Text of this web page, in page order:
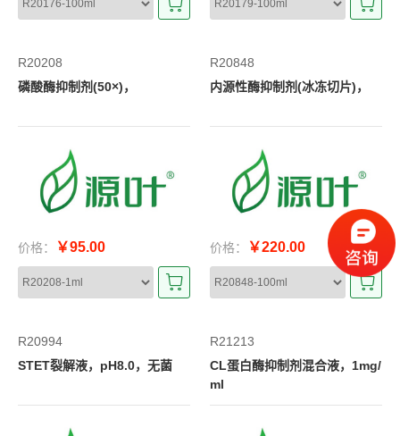
R20208
磷酸酶抑制剂(50×)，
价格： ￥95.00
R20848
内源性酶抑制剂(冰冻切片)，
价格： ￥220.00
R20994
STET裂解液，pH8.0，无菌
R21213
CL蛋白酶抑制剂混合液，1mg/
ml